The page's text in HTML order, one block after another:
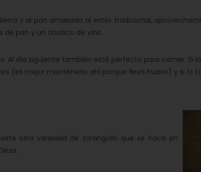
y al pan amasado al estilo tradicional,
de pan y un chatico de vino.
Al día siguiente también está perfecto para comer. Si
(es mejor mantenerlo ahí porque lleva huevo) y si lo
otra variedad de zarangollo que se hace en